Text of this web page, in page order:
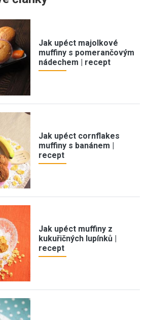
Jak upéct majolkové
muffiny s pomerančovým
nádechem | recept
Jak upéct cornflakes
muffiny s banánem |
recept
Jak upéct muffiny z
kukuřičných lupínků |
recept